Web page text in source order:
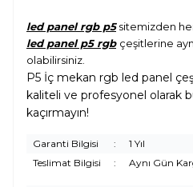
led panel rgb p5sitemizden
led panel p5 rgb çeşitlerine
olabilirsiniz.
P5 İç mekan rgb led panel
kaliteli ve profesyonel olarak
kaçırmayın!
Garanti Bilgisi :
1 Yıl
Teslimat Bilgisi
: Aynı Gün